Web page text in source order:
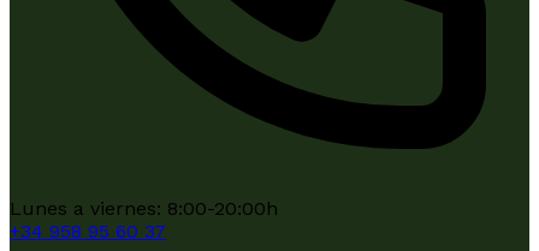
Lunes a viernes: 8:00-20:00h
+34 958 95 60 37